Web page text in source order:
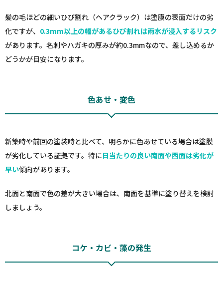
髪の毛ほどの細いひび割れ（ヘアクラック）は塗膜の表面だけの劣
化ですが、 0.3mm以上の幅があるひび割れは雨水が浸入するリスク
があります。名刺やハガキの厚みが約0.3mmなので、差し込めるか
どうかが目安になります。
色あせ・変色
新築時や前回の塗装時と比べて、明らかに色あせている場合は塗膜
が劣化している証拠です。特に日当たりの良い南面や西面は劣化が
早い傾向があります。
北面と南面で色の差が大きい場合は、南面を基準に塗り替えを検討
しましょう。
コケ・カビ・藻の発生